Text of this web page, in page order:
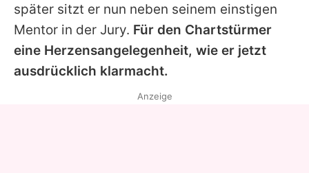
später sitzt er nun neben seinem einstigen
Mentor in der Jury. Für den Chartstürmer
eine Herzensangelegenheit, wie er jetzt
ausdrücklich klarmacht.
Anzeige